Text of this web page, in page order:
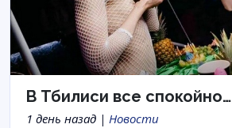
В Тбилиси все спокойно…
1 день назад | Новости